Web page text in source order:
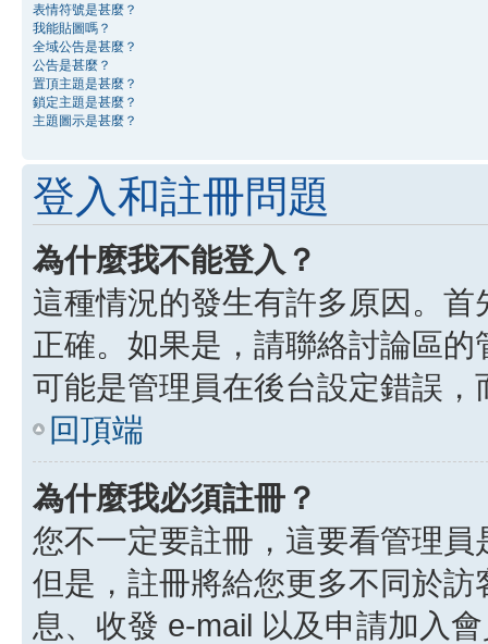
表情符號是甚麼？
我能貼圖嗎？
全域公告是甚麼？
公告是甚麼？
置頂主題是甚麼？
鎖定主題是甚麼？
主題圖示是甚麼？
登入和註冊問題
為什麼我不能登入？
這種情況的發生有許多原因。
正確。如果是，請聯絡討論區
可能是管理員在後台設定錯誤
回頂端
為什麼我必須註冊？
您不一定要註冊，這要看管理
但是，註冊將給您更多不同於
息、收發 e-mail 以及申請加入